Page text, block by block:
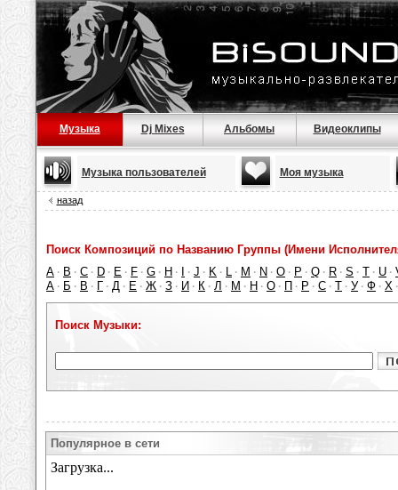
Музыка Dj Mixes Альбомы Видеоклипы
Музыка пользователей Моя музыка
назад
Поиск Композиций по Названию Группы (Имени
A · B · C · D · E · F · G · H · · J · K · L · M · N · O · P · Q · R · S · T · U ·
А · Б · В · Г · Д · Е · Ж · З · И · К · Л · М · Н · О · П · Р · С · Т · У · Ф · Х
Поиск Музыки:
Популярное в сети